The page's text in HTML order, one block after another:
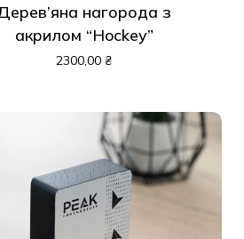
нагорода з
акрилом “Hockey”
2300,00 ₴